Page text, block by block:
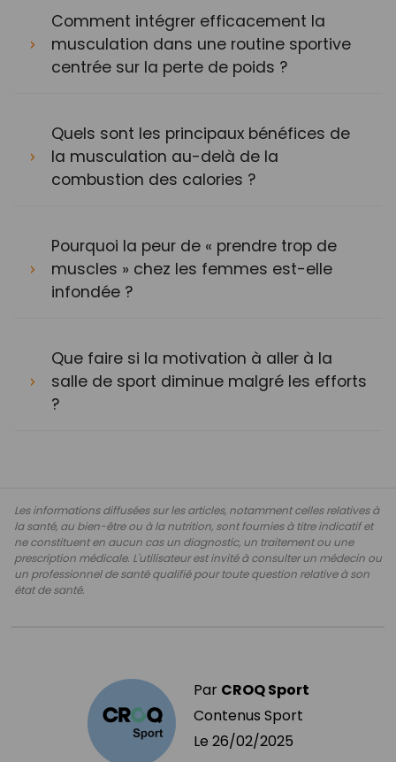
Comment intégrer efficacement la
musculation dans une routine sportive
centrée sur la perte de poids ?
Quels sont les principaux bénéfices de
la musculation au-delà de la
combustion des calories ?
Pourquoi la peur de « prendre trop de
muscles » chez les femmes est-elle
infondée ?
Que faire si la motivation à aller à la
salle de sport diminue malgré les efforts
?
Les informations diffusées sur les articles, notamment celles relatives à
la santé, au bien-être ou à la nutrition, sont fournies à titre indicatif et
ne constituent en aucun cas un diagnostic, un traitement ou une
prescription médicale. L'utilisateur est invité à consulter un médecin ou
un professionnel de santé qualifié pour toute question relative à son
état de santé.
Par CROQ Sport
Contenus Sport
Le 26/02/2025